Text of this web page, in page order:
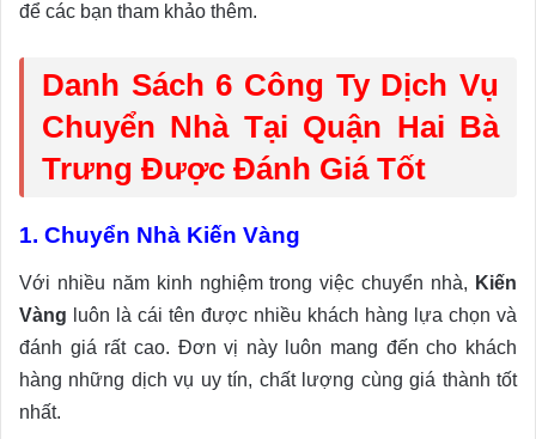
để các bạn tham khảo thêm.
Danh Sách 6 Công Ty Dịch Vụ
Chuyển Nhà Tại Quận Hai Bà
Trưng Được Đánh Giá Tốt
1. Chuyển Nhà Kiến Vàng
Với nhiều năm kinh nghiệm trong việc chuyển nhà, Kiến
Vàng luôn là cái tên được nhiều khách hàng lựa chọn và
đánh giá rất cao. Đơn vị này luôn mang đến cho khách
hàng những dịch vụ uy tín, chất lượng cùng giá thành tốt
nhất.